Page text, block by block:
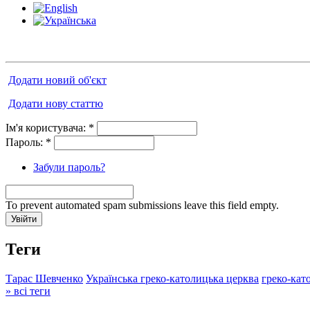
Додати новий об'єкт
Додати нову статтю
Ім'я користувача: *
Пароль: *
Забули пароль?
To prevent automated spam submissions leave this field empty.
Теги
Тарас Шевченко Українська греко-католицька церква греко-
» всі теги